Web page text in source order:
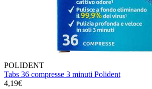
POLIDENT
Tabs 36 compresse 3 minuti Polident
4,19€